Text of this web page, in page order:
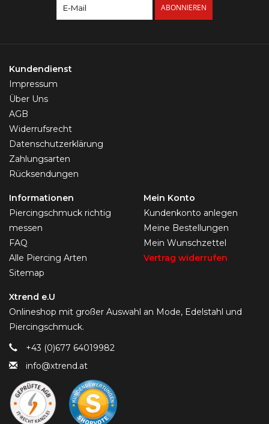
ABONNIEREN
Kundendienst
Impressum
Über Uns
AGB
Widerrufsrecht
Datenschutzerklärung
Zahlungsarten
Rücksendungen
Informationen
Piercingschmuck richtig
messen
FAQ
Alle Piercing Arten
Sitemap
Mein Konto
Kundenkonto anlegen
Meine Bestellungen
Mein Wunschzettel
Vertrag widerrufen
Xtrend e.U
Onlineshop mit großer Auswahl an Mode, Edelstahl und
Piercingschmuck.
+43 (0)677 64019982
info@xtrend.at